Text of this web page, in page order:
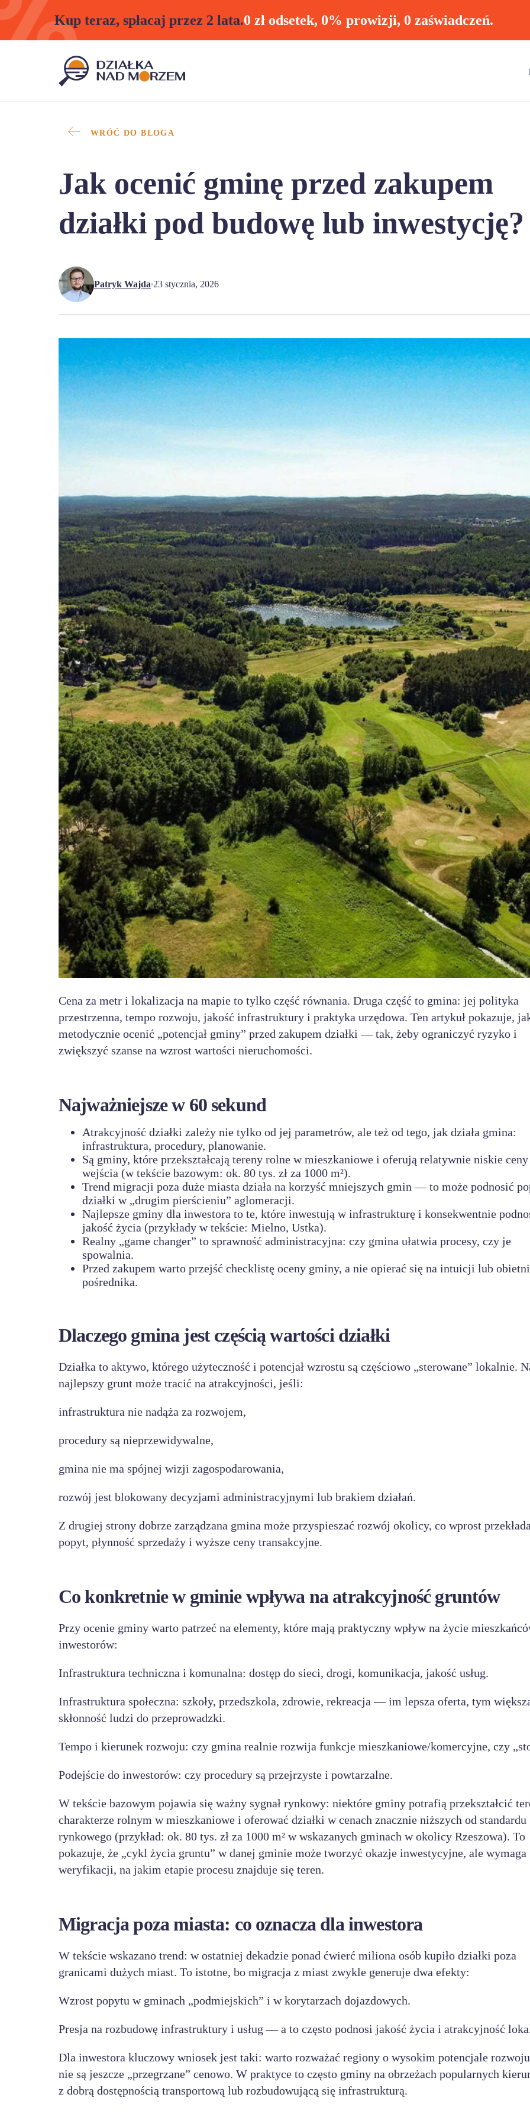
Kup teraz, spłacaj przez 2 lata.0 zł odsetek, 0% prowizji, 0 zaświadczeń.
WRÓĆ DO BLOGA
Jak ocenić gminę przed zakupem
działki pod budowę lub inwestycję?
Patryk Wajda 23 stycznia, 2026
Cena za metr i lokalizacja na mapie to tylko część równania. Druga część to gmina: jej polityka
przestrzenna, tempo rozwoju, jakość infrastruktury i praktyka urzędowa. Ten artykuł pokazuje,
metodycznie ocenić „potencjał gminy” przed zakupem działki — tak, żeby ograniczyć ryzyko i
zwiększyć szanse na wzrost wartości nieruchomości.
Najważniejsze w 60 sekund
Atrakcyjność działki zależy nie tylko od jej parametrów, ale też od tego, jak działa gmina:
infrastruktura, procedury, planowanie.
Są gminy, które przekształcają tereny rolne w mieszkaniowe i oferują relatywnie niskie ceny
wejścia (w tekście bazowym: ok. 80 tys. zł za 1000 m²).
Trend migracji poza duże miasta działa na korzyść mniejszych gmin — to może podnosić
działki w „drugim pierścieniu” aglomeracji.
Najlepsze gminy dla inwestora to te, które inwestują w infrastrukturę i konsekwentnie
jakość życia (przykłady w tekście: Mielno, Ustka).
Realny „game changer” to sprawność administracyjna: czy gmina ułatwia procesy, czy je
spowalnia.
Przed zakupem warto przejść checklistę oceny gminy, a nie opierać się na intuicji lub
pośrednika.
Dlaczego gmina jest częścią wartości działki
Działka to aktywo, którego użyteczność i potencjał wzrostu są częściowo „sterowane” lokalnie.
najlepszy grunt może tracić na atrakcyjności, jeśli:
infrastruktura nie nadąża za rozwojem,
procedury są nieprzewidywalne,
gmina nie ma spójnej wizji zagospodarowania,
rozwój jest blokowany decyzjami administracyjnymi lub brakiem działań.
Z drugiej strony dobrze zarządzana gmina może przyspieszać rozwój okolicy, co wprost
popyt, płynność sprzedaży i wyższe ceny transakcyjne.
Co konkretnie w gminie wpływa na atrakcyjność gruntów
Przy ocenie gminy warto patrzeć na elementy, które mają praktyczny wpływ na życie
inwestorów:
Infrastruktura techniczna i komunalna: dostęp do sieci, drogi, komunikacja, jakość usług.
Infrastruktura społeczna: szkoły, przedszkola, zdrowie, rekreacja — im lepsza oferta, tym
skłonność ludzi do przeprowadzki.
Tempo i kierunek rozwoju: czy gmina realnie rozwija funkcje mieszkaniowe/komercyjne, czy
Podejście do inwestorów: czy procedury są przejrzyste i powtarzalne.
W tekście bazowym pojawia się ważny sygnał rynkowy: niektóre gminy potrafią przekształcić
charakterze rolnym w mieszkaniowe i oferować działki w cenach znacznie niższych od standardu
rynkowego (przykład: ok. 80 tys. zł za 1000 m² w wskazanych gminach w okolicy Rzeszowa). To
pokazuje, że „cykl życia gruntu” w danej gminie może tworzyć okazje inwestycyjne, ale wymaga
weryfikacji, na jakim etapie procesu znajduje się teren.
Migracja poza miasta: co oznacza dla inwestora
W tekście wskazano trend: w ostatniej dekadzie ponad ćwierć miliona osób kupiło działki poza
granicami dużych miast. To istotne, bo migracja z miast zwykle generuje dwa efekty:
Wzrost popytu w gminach „podmiejskich” i w korytarzach dojazdowych.
Presja na rozbudowę infrastruktury i usług — a to często podnosi jakość życia i atrakcyjność
Dla inwestora kluczowy wniosek jest taki: warto rozważać regiony o wysokim potencjale
nie są jeszcze „przegrzane” cenowo. W praktyce to często gminy na obrzeżach popularnych
z dobrą dostępnością transportową lub rozbudowującą się infrastrukturą.